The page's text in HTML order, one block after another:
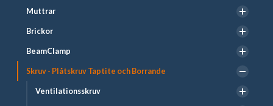
Muttrar
Brickor
BeamClamp
Skruv - Plåtskruv Taptite och Borrande
Ventilationsskruv